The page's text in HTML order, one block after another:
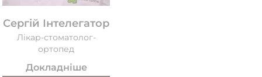
Сергій Інтелегатор
Лікар-стоматолог-
ортопед
Докладніше